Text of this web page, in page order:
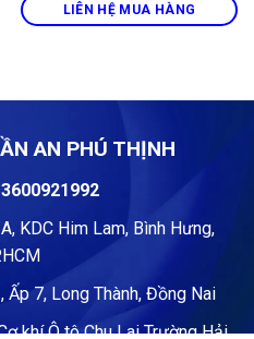
LIÊN HỆ MUA HÀNG
AN PHÚ THỊNH
KDC Him Lam, Bình Hưng,
Ấp 7, Long Thành, Đồng Nai
khí Ô tô Chu Lai Trường Hải,